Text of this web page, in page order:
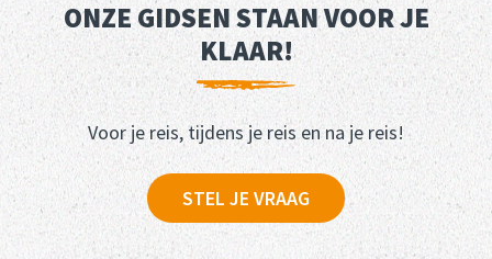
ONZE GIDSEN STAAN VOOR JE
KLAAR!
Voor je reis, tijdens je reis en na je reis!
STEL JE VRAAG